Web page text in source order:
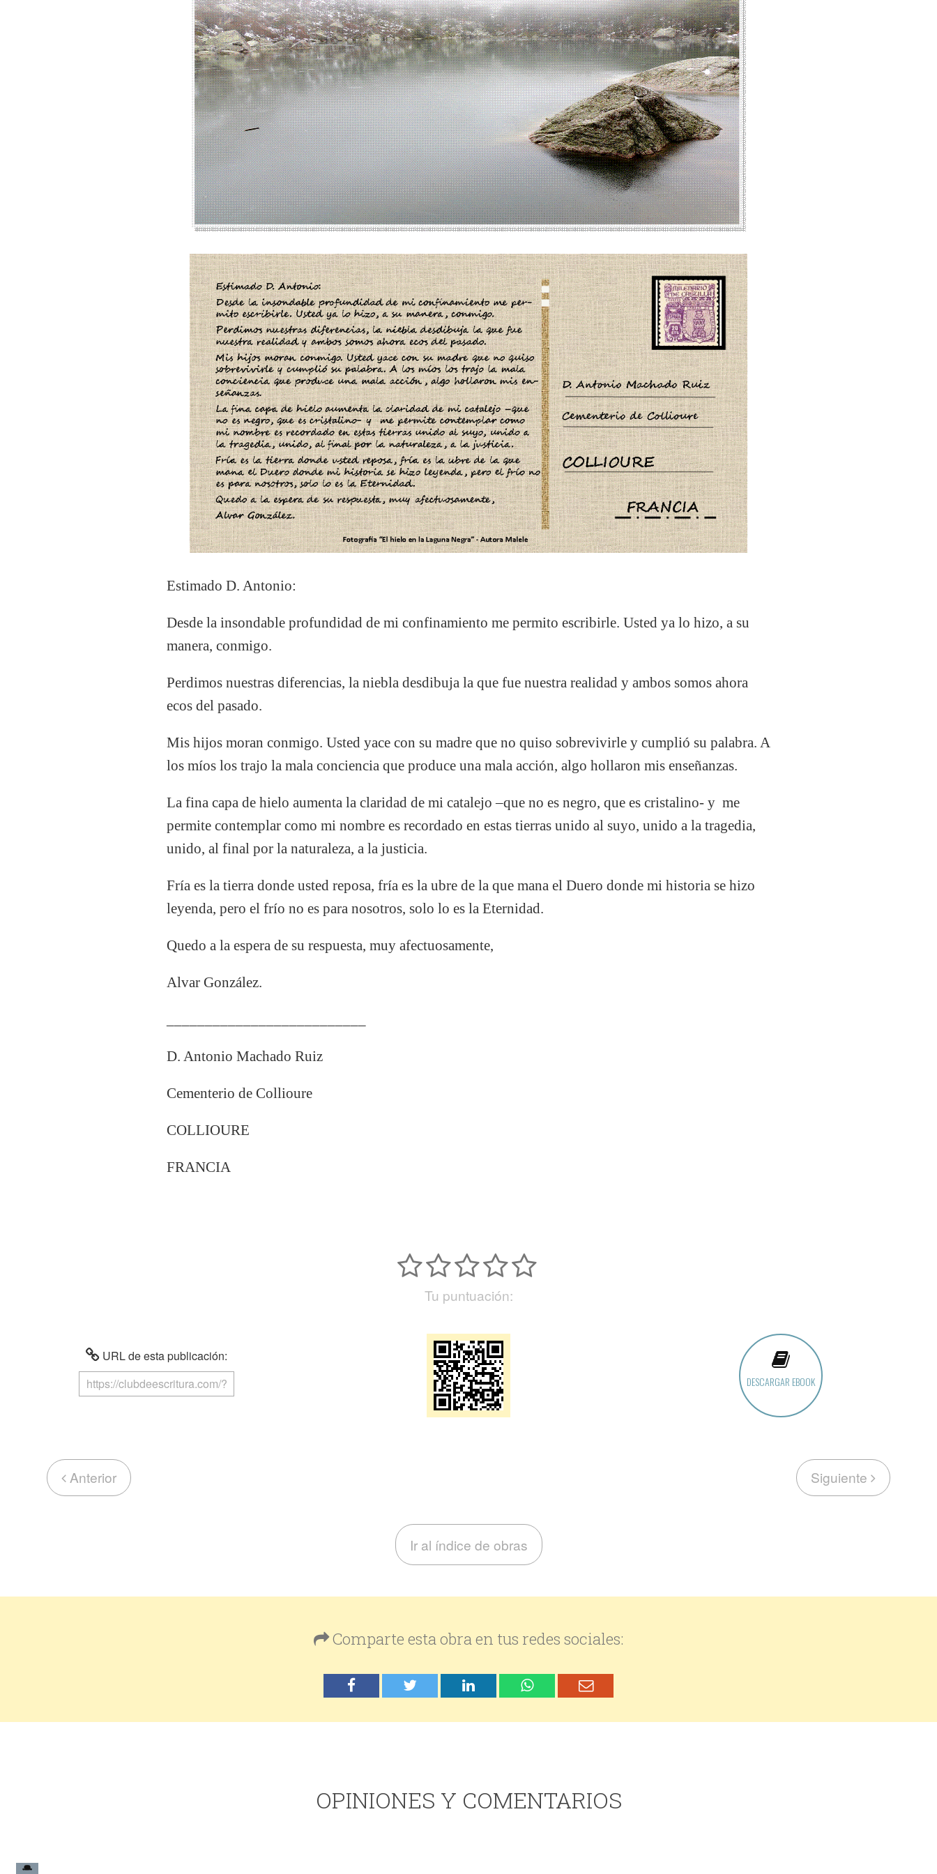
Estimado D. Antonio:
Desde la insondable profundidad de mi confinamiento me permito escribirle. Usted ya lo hizo, a su
manera, conmigo.
Perdimos nuestras diferencias, la niebla desdibuja la que fue nuestra realidad y ambos somos ahora
ecos del pasado.
Mis hijos moran conmigo. Usted yace con su madre que no quiso sobrevivirle y cumplió su palabra. A
los míos los trajo la mala conciencia que produce una mala acción, algo hollaron mis enseñanzas.
La fina capa de hielo aumenta la claridad de mi catalejo –que no es negro, que es cristalino- y me
permite contemplar como mi nombre es recordado en estas tierras unido al suyo, unido a la tragedia,
unido, al final por la naturaleza, a la justicia.
Fría es la tierra donde usted reposa, fría es la ubre de la que mana el Duero donde mi historia se hizo
leyenda, pero el frío no es para nosotros, solo lo es la Eternidad.
Quedo a la espera de su respuesta, muy afectuosamente,
Alvar González.
D. Antonio Machado Ruiz
Cementerio de Collioure
COLLIOURE
FRANCIA
Tu puntuación:
URL de esta publicación:
DESCARGAR EBOOK
Anterior Siguiente
Ir al índice de obras
Comparte esta obra en tus redes sociales:
OPINIONES Y COMENTARIOS